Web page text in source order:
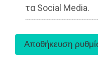
τα Social Media.